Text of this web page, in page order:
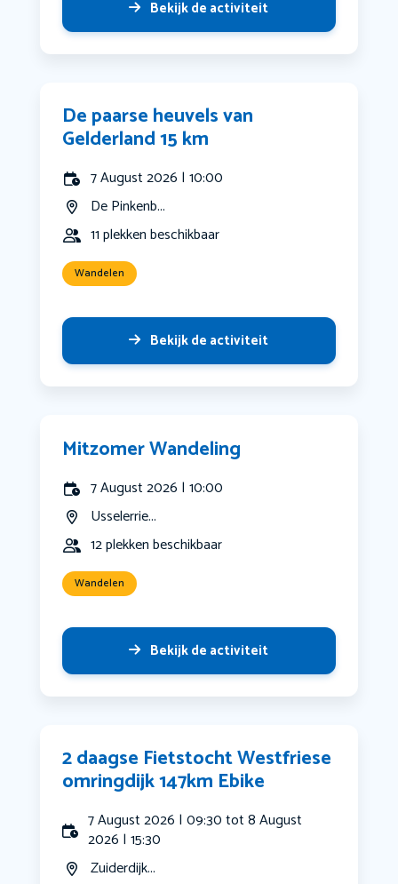
Bekijk de activiteit
De paarse heuvels van
Gelderland 15 km
7 August 2026 | 10:00
De Pinkenb...
11 plekken beschikbaar
Wandelen
Bekijk de activiteit
Mitzomer Wandeling
7 August 2026 | 10:00
Usselerrie...
12 plekken beschikbaar
Wandelen
Bekijk de activiteit
2 daagse Fietstocht Westfriese
omringdijk 147km Ebike
7 August 2026 | 09:30 tot 8 August
2026 | 15:30
Zuiderdijk...